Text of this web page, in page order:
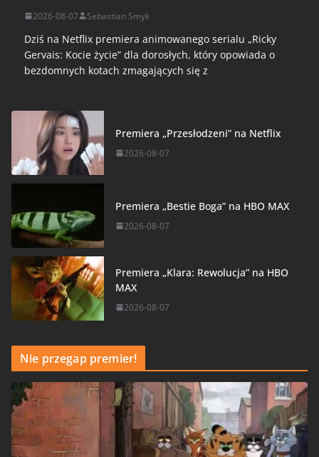
2026-08-07 Sebastian Smyk
Dziś na Netflix premiera animowanego serialu „Ricky
Gervais: Kocie życie” dla dorosłych, który opowiada o
bezdomnych kotach zmagających się z
Premiera „Przesłodzeni” na Netflix
2026-08-07
Premiera „Bestie Boga” na HBO MAX
2026-08-07
Premiera „Klara: Rewolucja” na HBO
MAX
2026-08-07
Nie przegap premier!